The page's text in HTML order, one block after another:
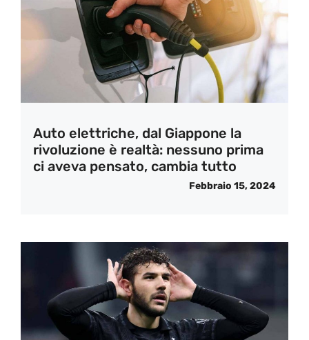
Auto elettriche, dal Giappone la
rivoluzione è realtà: nessuno prima
ci aveva pensato, cambia tutto
Febbraio 15, 2024